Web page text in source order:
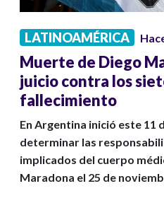
LATINOAMÉRICA
Muerte de Diego
juicio contra los
fallecimiento
En Argentina inició este 11
determinar las
implicados del cuerpo
Maradona el 25 de